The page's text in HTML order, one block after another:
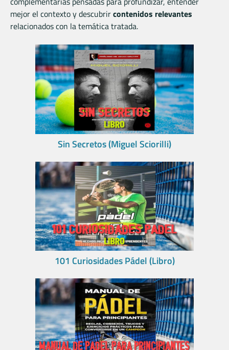
mejor el contexto y descubrircontenidos relevantes
relacionados con la temática tratada.
Sin Secretos (Miguel Sciorilli)
101 Curiosidades Pádel (Libro)